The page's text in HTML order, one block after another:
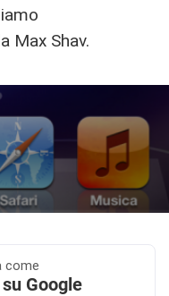
Max Shav.
come
Google